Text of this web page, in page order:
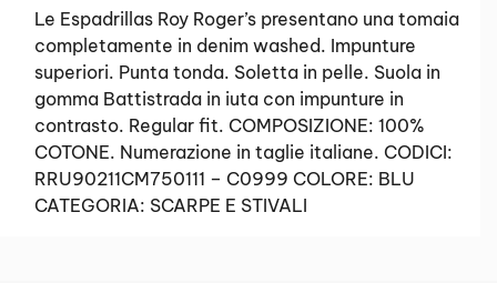
Le Espadrillas Roy Roger’s presentano una tomaia
completamente in denim washed. Impunture
superiori. Punta tonda. Soletta in pelle. Suola in
gomma Battistrada in iuta con impunture in
contrasto. Regular fit. COMPOSIZIONE: 100%
COTONE. Numerazione in taglie italiane. CODICI:
RRU90211CM750111 – C0999 COLORE: BLU
CATEGORIA: SCARPE E STIVALI